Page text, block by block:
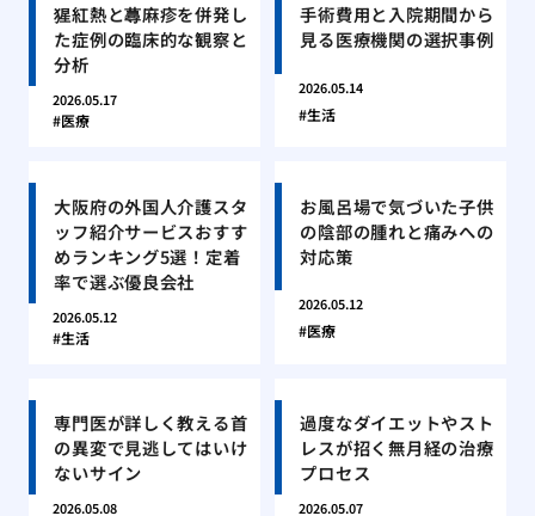
猩紅熱と蕁麻疹を併発し
た症例の臨床的な観察と
分析
2026.05.17
医療
手術費用と入院期間から
見る医療機関の選択事例
2026.05.14
生活
大阪府の外国人介護スタ
ッフ紹介サービスおすす
めランキング5選！定着
率で選ぶ優良会社
2026.05.12
生活
お風呂場で気づいた子供
の陰部の腫れと痛みへの
対応策
2026.05.12
医療
専門医が詳しく教える首
の異変で見逃してはいけ
ないサイン
2026.05.08
過度なダイエットやスト
レスが招く無月経の治療
プロセス
2026.05.07